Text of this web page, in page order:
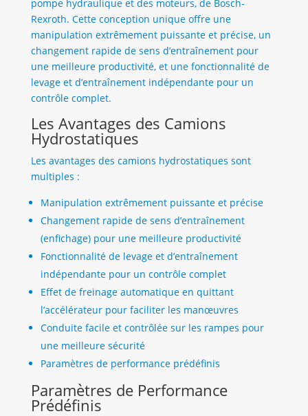
pompe hydraulique et des moteurs, de Bosch-
Rexroth. Cette conception unique offre une
manipulation extrêmement puissante et précise, un
changement rapide de sens d’entraînement pour
une meilleure productivité, et une fonctionnalité de
levage et d’entraînement indépendante pour un
contrôle complet.
Les Avantages des Camions
Hydrostatiques
Les avantages des camions hydrostatiques sont
multiples :
Manipulation extrêmement puissante et précise
Changement rapide de sens d’entraînement
(enfichage) pour une meilleure productivité
Fonctionnalité de levage et d’entraînement
indépendante pour un contrôle complet
Effet de freinage automatique en quittant
l’accélérateur pour faciliter les manœuvres
Conduite facile et contrôlée sur les rampes pour
une meilleure sécurité
Paramètres de performance prédéfinis
Paramètres de Performance
Prédéfinis